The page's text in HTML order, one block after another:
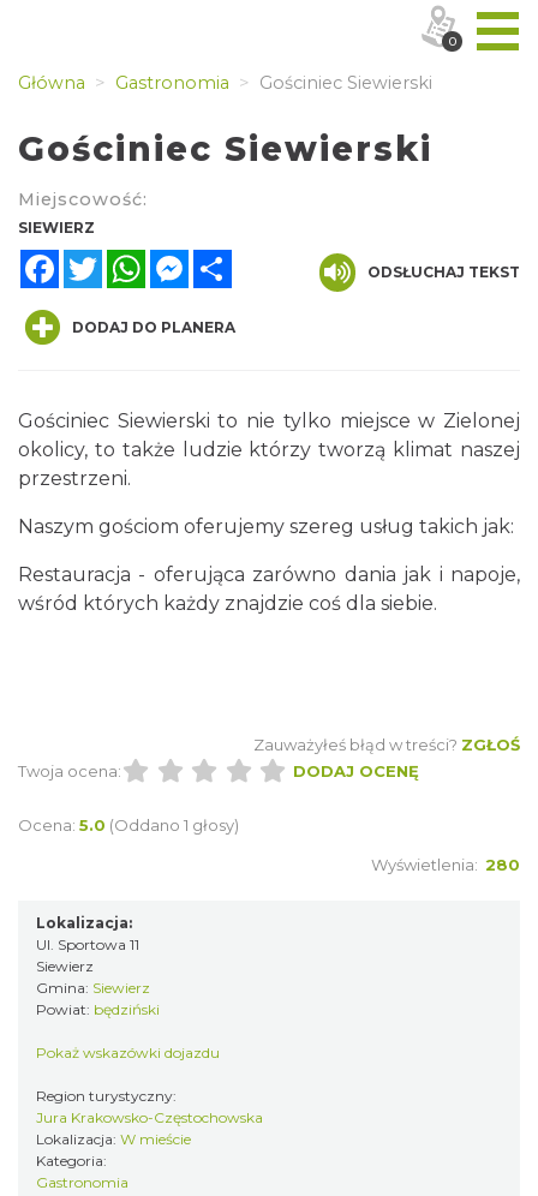
Główna Gastronomia Gościniec Siewierski
Gościniec Siewierski
Miejscowość:
SIEWIERZ
FacebookTwitterWhatsAppMessenger
ODSŁUCHAJ TEKST
DODAJ DO PLANERA
Gościniec Siewierski to nie tylko miejsce w Zielonej
okolicy, to także ludzie którzy tworzą klimat naszej
przestrzeni.
Naszym gościom oferujemy szereg usług takich jak:
Restauracja - oferująca zarówno dania jak i napoje,
wśród których każdy znajdzie coś dla siebie.
Zauważyłeś błąd w treści? ZGŁOŚ
Twoja ocena:
DODAJ OCENĘ
Ocena: 5.0 (Oddano 1 głosy)
Wyświetlenia: 280
Lokalizacja:
Ul. Sportowa 11
Siewierz
Gmina: Siewierz
Powiat: będziński
Pokaż wskazówki dojazdu
Region turystyczny:
Jura Krakowsko-Częstochowska
Lokalizacja: W mieście
Kategoria:
Gastronomia
0